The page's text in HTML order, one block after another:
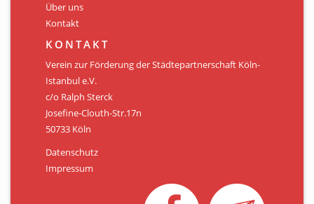
Über uns
Kontakt
KONTAKT
Verein zur Förderung der Städtepartnerschaft Köln-
Istanbul e.V.
c/o Ralph Sterck
Josefine-Clouth-Str.17n
50733 Köln
Datenschutz
Impressum